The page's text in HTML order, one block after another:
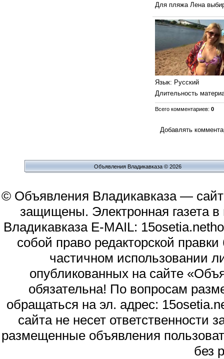
Для пляжа Лена
Язык: Русский
Длительность
Всего комментариев: 0
Добавлять
Объявления Владикавказа © 2026
© Объявления Владикавказа —
защищены. Электронная газета
Владикавказа E-MAIL:
собой право редакторской
частичном использовании
опубликованных на сайте
обязательна! По вопросам
обращаться на эл. адрес:
сайта не несет
размещенные объявления
без